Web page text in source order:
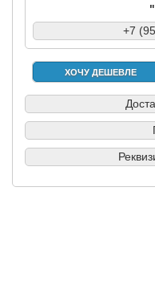
+7
ХОЧУ ДЕШЕВЛЕ